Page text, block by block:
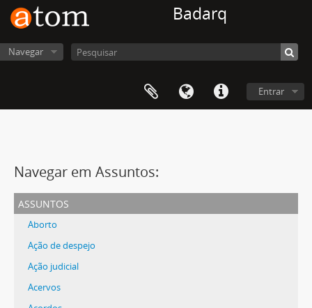
Badarq
Navegar
Entrar
Navegar em Assuntos:
assuntos
Aborto
Ação de despejo
Ação judicial
Acervos